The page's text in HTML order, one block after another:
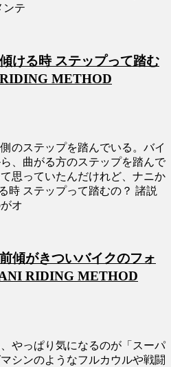
ンテ
ける時 ステップって踏む
METHOD
のステップを踏んでいる。バイ
、曲がる方のステップを踏んで
思っていたんだけれど、ナニか
ステップって踏むの？ 諸説
オ
傾がきついバイクのフォ
RIDING METHOD
やっぱり気になるのが「スーパ
シンのようなフルカウルや戦闘